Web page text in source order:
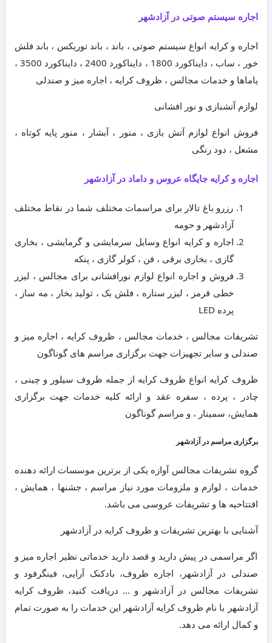
اجاره سیستم صوتی در آزادشهر
اجاره و کرایه انواع سیستم صوتی ، باند ، باند توریکس ، باند فلش
خور ، ساب ، دایناکورد 1800 ، دایناکورد 2400 ، دایناکورد 3500 ،
یاماها و خدمات مجالس ، ظروف کرایه ، اجاره میز و صندلی
لوازم آتشبازی و نور افشانی
فروش انواع لوازم آتش بازی ، منور ، آبشار ، منور پایه کوتاه ،
مشعل ، دود رنگی
اجاره و کرایه جایگاه عروس و داماد در آزادشهر
رزرو باغ تالار برای مراسمات مختلف شما در نقاط مختلف
آزادشهر و حومه
اجاره و کرایه انواع وسایل سرمایشی و گرمایشی ، بخاری
گازی ، بخاری برقی ، فن ، کولر گازی ، پنکه
فروش و اجاره انواع لوازم نورافشانی برای مجالس ، لیزر
خطی قرمز ، لیزر ستاره ، فلش بک ، تولید بخار ، مه ساز ،
پرده LED
تشریفات مجالس ، خدمات مجالس ، ظروف کرایه ، اجاره میز و
صندلی و سایر تجهیزات جهت برگزاری مراسم های گوناگون
ظروف کرایه انواع ظروف کرایه از جمله ظروف سیلور و چینی ،
چادر ، پرده ، سفره عقد و ارائه کلیه خدمات جهت برگزاری
همایش، سمینار ، و مراسم گوناگون
برگزاری مراسم در آزادشهر
گروه تشریفات مجالس آوازه یکی از برترین موسسات ارائه دهنده
خدمات ، لوازم و ملزومات مورد نیاز مراسم ، جشنها ، همایش ،
افتتاحیه ها و تشریفات عروسی می باشد.
آشنایی با بهترین تشریفات و ظروف کرایه در آزادشهر
اگر مراسمی در پیش دارید و قصد دارید خدماتی نظیر اجاره میز و
صندلی در آزادشهر، اجاره ظروف، بادکنک آرایی، فینگرفود و
تشریفات مجالس در آزادشهر و … دریافت کنید، ظروف کرایه
آزادشهر با نام ظروف کرایه آزادشهر این خدمات را به صورت تمام
و کمال ارائه می دهد.